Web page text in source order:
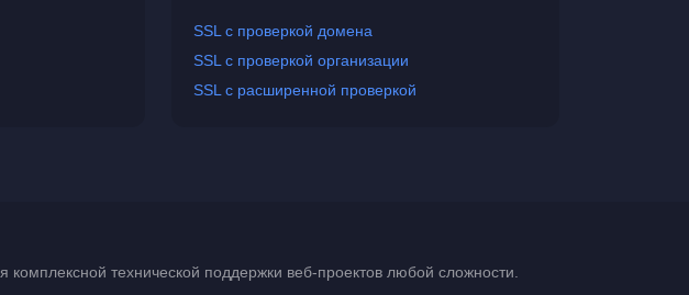
SSL с проверкой домена
SSL с проверкой организации
SSL с расширенной проверкой
комплексной технической поддержки веб-проектов любой сложности.